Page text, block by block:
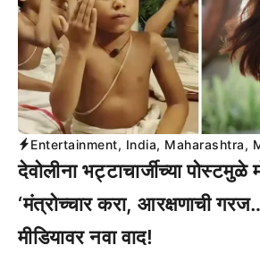
Entertainment, India, Maharashtra,
देवोलीना भट्टाचार्जीच्या पोस्टमुळे
‘मंत्रोच्चार करा, आरक्षणाची
मीडियावर नवा वाद!